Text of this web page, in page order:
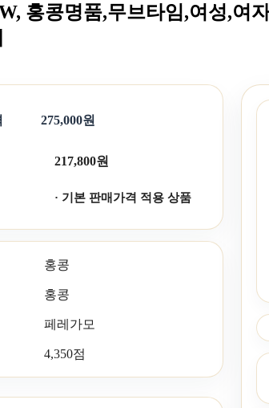
홍콩명품,무브타임,여성,여
275,000원
217,800원
· 기본 판매가격 적용 상품
홍콩
홍콩
페레가모
4,350점